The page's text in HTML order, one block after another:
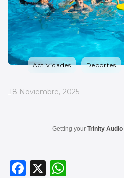
Actividades Deportes
_
18 Noviembre, 2025
Getting your Trinity Audio
F
X